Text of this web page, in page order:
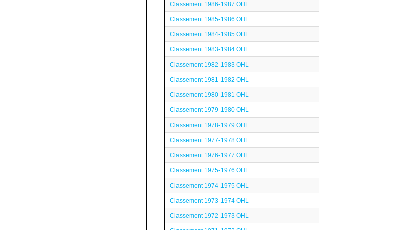
Classement 1986-1987 OHL
Classement 1985-1986 OHL
Classement 1984-1985 OHL
Classement 1983-1984 OHL
Classement 1982-1983 OHL
Classement 1981-1982 OHL
Classement 1980-1981 OHL
Classement 1979-1980 OHL
Classement 1978-1979 OHL
Classement 1977-1978 OHL
Classement 1976-1977 OHL
Classement 1975-1976 OHL
Classement 1974-1975 OHL
Classement 1973-1974 OHL
Classement 1972-1973 OHL